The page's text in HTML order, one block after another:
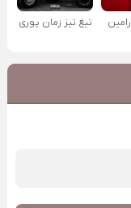
تیغ تیز زمان پوری